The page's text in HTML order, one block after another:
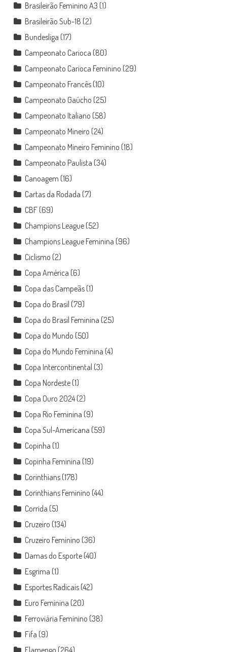
Brasileirão Feminino A3 (1)
Brasileirão Sub-18 (2)
Bundesliga (17)
Campeonato Carioca (80)
Campeonato Carioca Feminino (29)
Campeonato Francês(10)
Campeonato Gaúcho (25)
Campeonato Italiano (58)
Campeonato Mineiro (24)
Campeonato Mineiro Feminino (18)
Campeonato Paulista (34)
Canoagem (16)
Cartas da Rodada (7)
CBF(69)
Champions League(52)
Champions League Feminina (96)
Ciclismo (2)
Copa América (6)
Copa das Campeãs(1)
Copa do Brasil (79)
Copa do Brasil Feminina (25)
Copa do Mundo (50)
Copa do Mundo Feminina (4)
Copa Intercontinental (3)
Copa Nordeste(1)
Copa Ouro 2024(2)
Copa Rio Feminina (9)
Copa Sul-Americana (59)
Copinha (1)
Copinha Feminina (19)
Corinthians(178)
Corinthians Feminino (44)
Corrida (5)
Cruzeiro (134)
Cruzeiro Feminino (36)
Damas do Esporte(40)
Esgrima (1)
Esportes Radicais(42)
Euro Feminina (20)
Ferroviária Feminino (38)
Fifa (9)
Flamengo (264)